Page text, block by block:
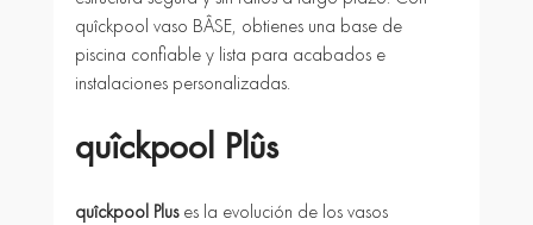
quîckpool vaso BÂSE, obtienes una base de
piscina confiable y lista para acabados e
instalaciones personalizadas.
quîckpool Plûs
quîckpool Plus es la evolución de los vasos